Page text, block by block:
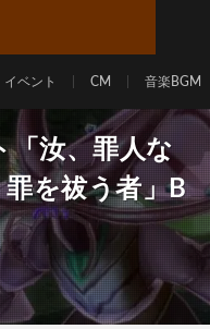
イベント CM 音楽BGM
「汝、罪人な
を祓う者」B